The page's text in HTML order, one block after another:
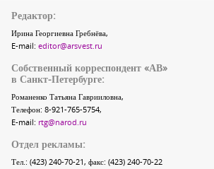
Редактор:
Ирина Георгиевна Гребнёва,
E-mail: editor@arsvest.ru
Собственный корреспондент «АВ»
в Санкт-Петербурге:
Романенко Татьяна Гаврииловна,
Телефон: 8-921-765-5754,
E-mail: rtg@narod.ru
Отдел рекламы:
Тел.: (423) 240-70-21, факс: (423) 240-70-22